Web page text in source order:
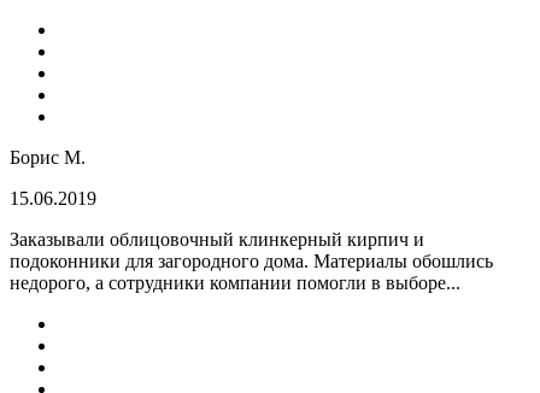
Борис М.
15.06.2019
Заказывали облицовочный клинкерный кирпич и
подоконники для загородного дома. Материалы обошлись
недорого, а сотрудники компании помогли в выборе...